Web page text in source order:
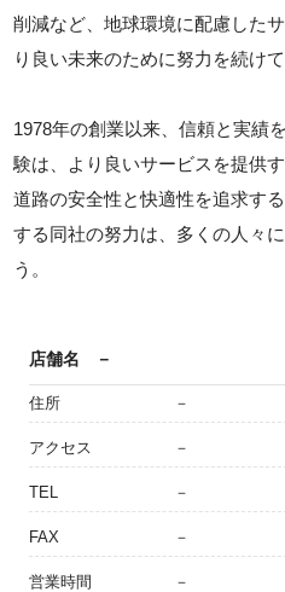
削減など、地球環境に配慮した
り良い未来のために努力を続けて
1978年の創業以来、信頼と実績
験は、より良いサービスを提供
道路の安全性と快適性を追求す
する同社の努力は、多くの人々
う。
店舗名 －
住所 －
アクセス －
TEL －
FAX －
営業時間 －